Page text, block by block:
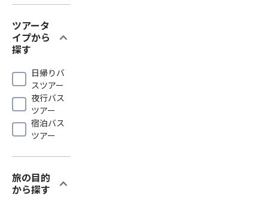
ツアータ
イプから
探す
expand_more
日帰りバ
スツアー
夜行バス
ツアー
宿泊バス
ツアー
旅の目的
から探す
expand_more